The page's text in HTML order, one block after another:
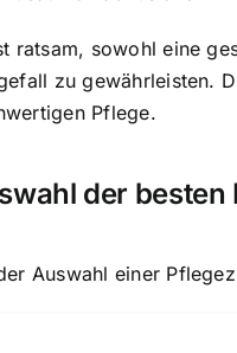
ratsam, sowohl eine
zu gewährleisten.
Pflege.
der
Auswahl einer